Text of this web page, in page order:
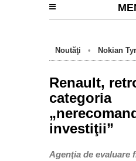
Investiții •
investiţii în tehnologii
Renault,
categoria
investiţii”
Agenţia de evaluare